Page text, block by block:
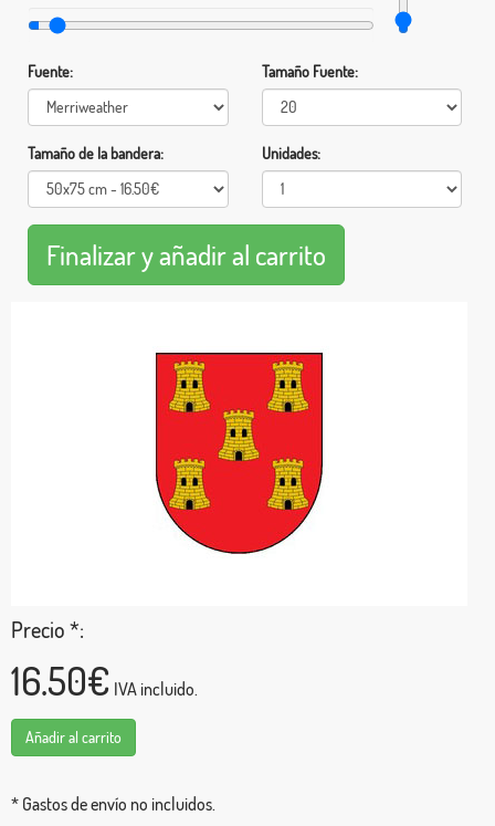
Fuente: Tamaño Fuente:
Tamaño de la bandera: Unidades:
Precio *:
16.50€ IVA incluido.
Añadir al carrito
* Gastos de envío no incluidos.